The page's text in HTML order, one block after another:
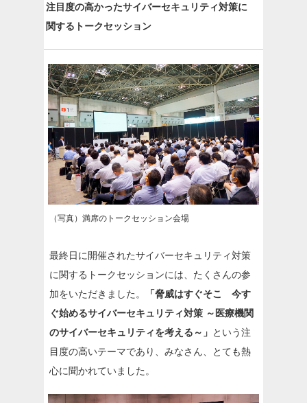
注目度の高かったサイバーセキュリティ対策に
関するトークセッション
（写真）満席のトークセッション会場
最終日に開催されたサイバーセキュリティ対策
に関するトークセッションには、たくさんの参
加をいただきました。
「脅威はすぐそこ 今す
ぐ始めるサイバーセキュリティ対策 ～医療機関
のサイバーセキュリティを考える～」 という注
目度の高いテーマであり、みなさん、とても熱
心に聞かれていました。